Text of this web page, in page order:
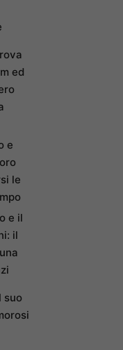
ed
e
le
e il
il
suo